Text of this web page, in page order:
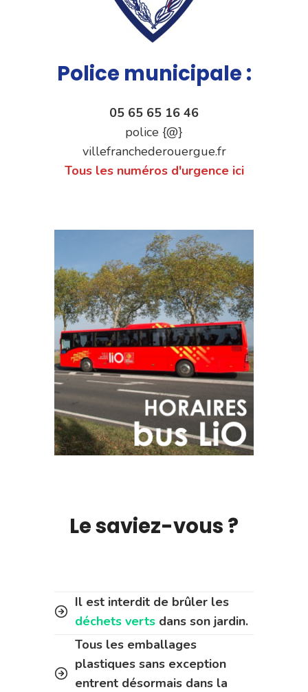
Police municipale :
05 65 65 16 46
police {@}
villefranchederouergue.fr
Tous les numéros d'urgence ici
Le saviez-vous ?
Il est interdit de brûler les
déchets verts dans son jardin.
Tous les emballages
plastiques sans exception
entrent désormais dans la